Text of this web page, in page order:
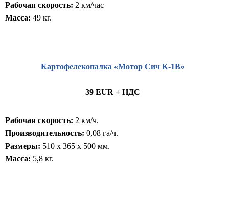
Рабочая скорость: 2 км/час
Масса: 49 кг.
Картофелекопалка «Мотор Сич К-1В»
39 EUR + НДС
Рабочая скорость: 2 км/ч.
Производительность: 0,08 га/ч.
Размеры: 510 x 365 x 500 мм.
Масса: 5,8 кг.